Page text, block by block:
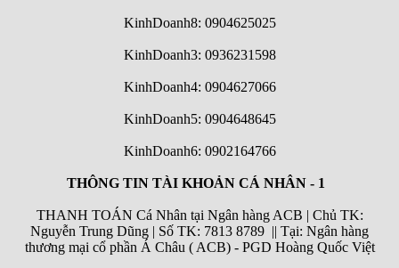
KinhDoanh8: 0904625025
KinhDoanh3: 0936231598
KinhDoanh4: 0904627066
KinhDoanh5: 0904648645
KinhDoanh6: 0902164766
THÔNG TIN TÀI KHOẢN CÁ NHÂN - 1
THANH TOÁN Cá Nhân tại Ngân hàng ACB | Chủ TK:
Nguyễn Trung Dũng | Số TK: 7813 8789 || Tại: Ngân hàng
thương mại cổ phần Á Châu ( ACB) - PGD Hoàng Quốc Việt